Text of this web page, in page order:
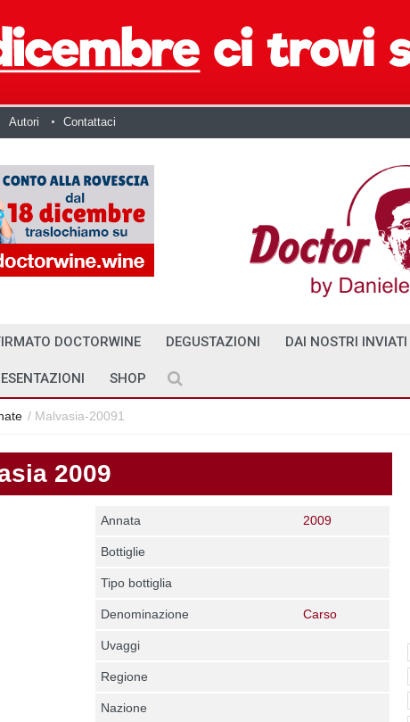
Autori Contattaci
DOCTORWINE DEGUSTAZIONI DAI NOSTRI INVIATI
SHOP
/ Malvasia-20091
2009
Annata 2009
Bottiglie
Tipo bottiglia
Denominazione Carso
Uvaggi
Regione
Nazione